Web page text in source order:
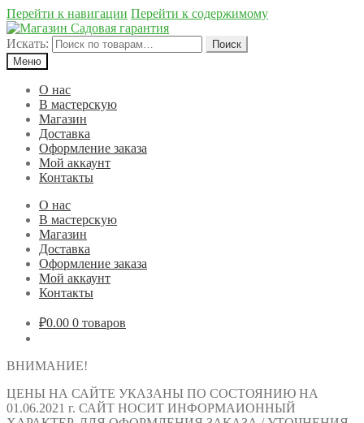
Перейти к навигации Перейти к содержимому
Искать:
Поиск
Меню
О нас
В мастерскую
Магазин
Доставка
Оформление заказа
Мой аккаунт
Контакты
О нас
В мастерскую
Магазин
Доставка
Оформление заказа
Мой аккаунт
Контакты
₽0.00 0 товаров
ВНИМАНИЕ!
ЦЕНЫ НА САЙТЕ УКАЗАНЫ ПО СОСТОЯНИЮ НА
01.06.2021 г. САЙТ НОСИТ ИНФОРМАИОННЫЙ